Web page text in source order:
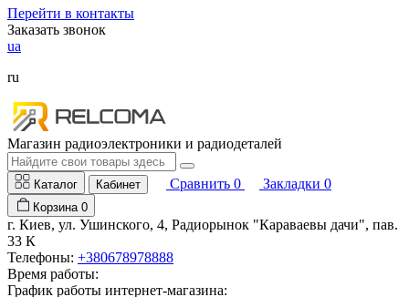
Перейти в контакты
Заказать звонок
ua
ru
Магазин радиоэлектроники и радиодеталей
Каталог Кабинет Сравнить 0 Закладки 0
Корзина 0
г. Киев, ул. Ушинского, 4, Радиорынок "Караваевы дачи", пав.
33 К
Телефоны: +380678978888
Время работы:
График работы интернет-магазина: